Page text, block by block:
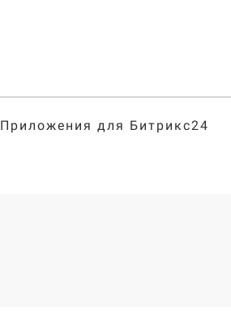
Приложения для Битрикс24